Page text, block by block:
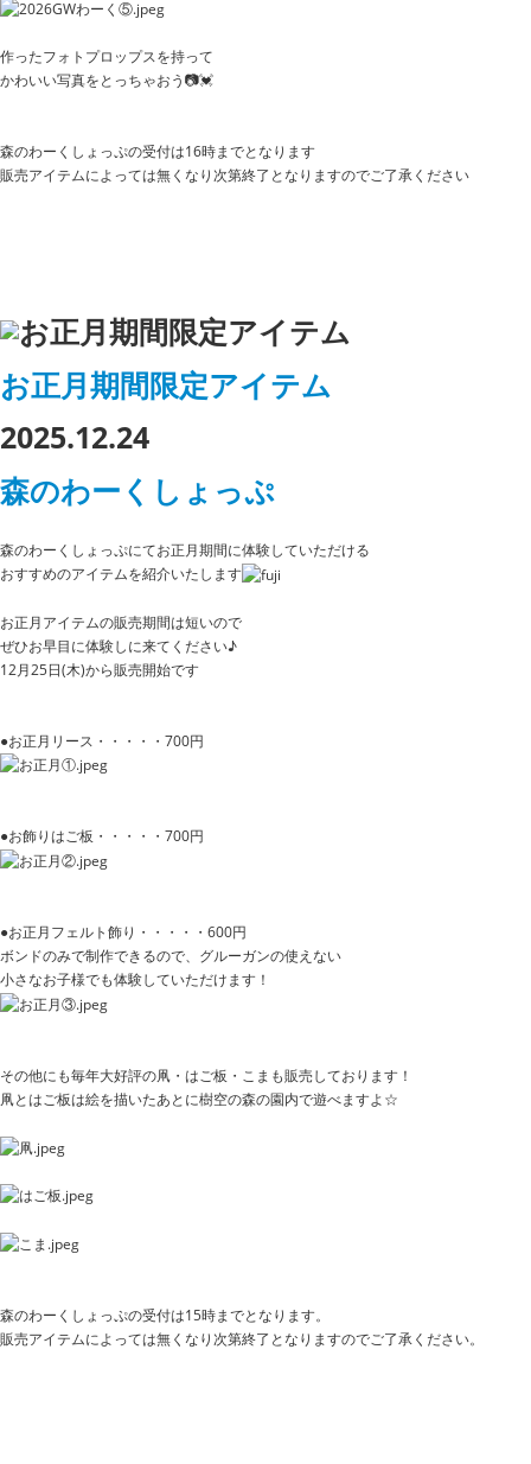
作ったフォトプロップスを持って
かわいい写真をとっちゃおう📷💓
森のわーくしょっぷの受付は16時までとなります
販売アイテムによっては無くなり次第終了となりますのでご了承ください
お正月期間限定アイテム
2025.12.24
森のわーくしょっぷ
森のわーくしょっぷにてお正月期間に体験していただける
おすすめのアイテムを紹介いたします
お正月アイテムの販売期間は短いので
ぜひお早目に体験しに来てください♪
12月25日(木)から販売開始です
●お正月リース・・・・・700円
●お飾りはご板・・・・・700円
●お正月フェルト飾り・・・・・600円
ボンドのみで制作できるので、グルーガンの使えない
小さなお子様でも体験していただけます！
その他にも毎年大好評の凧・はご板・こまも販売しております！
凧とはご板は絵を描いたあとに樹空の森の園内で遊べますよ☆
森のわーくしょっぷの受付は15時までとなります。
販売アイテムによっては無くなり次第終了となりますのでご了承ください。